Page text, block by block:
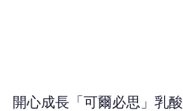
開心成長「可爾必思」乳